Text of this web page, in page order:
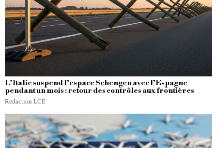
L’Italie suspend l’espace Schengen avec l’Espagne
pendant un mois : retour des contrôles aux frontières
Redaction LCE